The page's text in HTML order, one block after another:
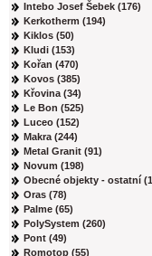
Intebo Josef Šebek (176)
Kerkotherm (194)
Kiklos (50)
Kludi (153)
Kořan (470)
Kovos (385)
Křovina (34)
Le Bon (525)
Luceo (152)
Makra (244)
Metal Granit (91)
Novum (198)
Obecné objekty - ostatní
Oras (78)
Palme (65)
PolySystem (260)
Pont (49)
Romotop (55)